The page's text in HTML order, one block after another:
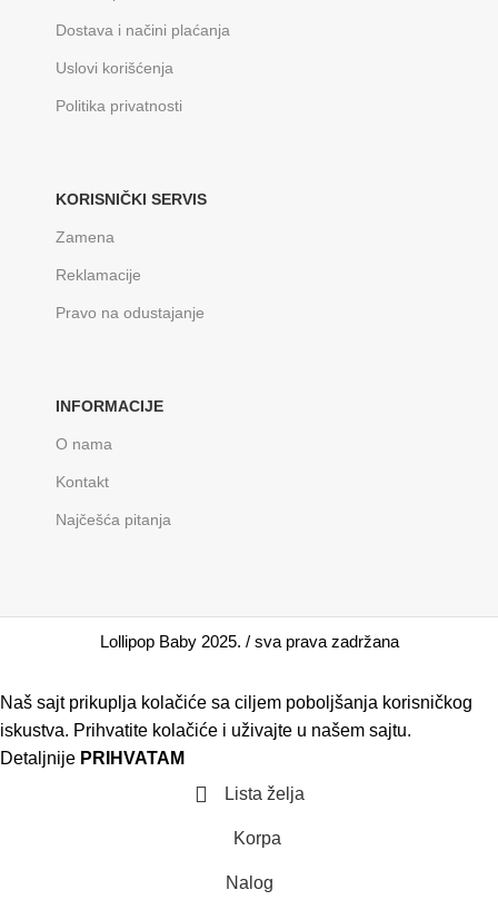
Dostava i načini plaćanja
Uslovi korišćenja
Politika privatnosti
KORISNIČKI SERVIS
Zamena
Reklamacije
Pravo na odustajanje
INFORMACIJE
O nama
Kontakt
Najčešća pitanja
Lollipop Baby 2025. / sva prava zadržana
Naš sajt prikuplja kolačiće sa ciljem poboljšanja korisničkog
iskustva. Prihvatite kolačiće i uživajte u našem sajtu.
Detaljnije PRIHVATAM
Lista želja
Korpa
Nalog